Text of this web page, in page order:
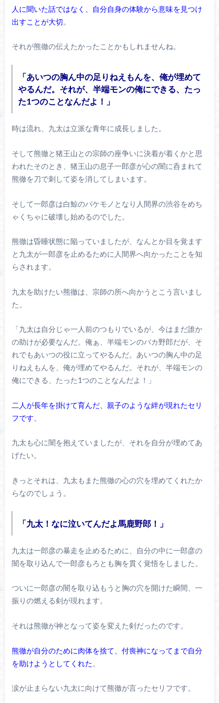
人に聞いた話ではなく、自分自身の体験から意味を見つけ
出すことが大切。
それが熊徹の伝えたかったことかもしれませんね。
「あいつの胸ん中の足りねえもんを、俺が埋めて
やるんだ。それが、半端モンの俺にできる、たっ
た1つのことなんだよ！」
時は流れ、九太は立派な青年に成長しました。
そして熊徹と猪王山との宗師の座争いに決着が着くかと思
われたそのとき、猪王山の息子一郎彦が心の闇に呑まれて
熊徹を刀で刺して姿を消してしまいます。
そして一郎彦は白鯨のバケモノとなり人間界の渋谷をめち
ゃくちゃに破壊し始めるのでした。
熊徹は昏睡状態に陥っていましたが、なんとか目を覚ます
と九太が一郎彦を止めるために人間界へ向かったことを知
らされます。
九太を助けたい熊徹は、宗師の所へ向かうとこう言いまし
た。
「九太は自分じゃ一人前のつもりでいるが、今はまだ誰か
の助けが必要なんだ。俺ぁ、半端モンのバカ野郎だが、そ
れでもあいつの役に立ってやるんだ。あいつの胸ん中の足
りねえもんを、俺が埋めてやるんだ。それが、半端モンの
俺にできる、たった1つのことなんだよ！」
二人が長年を掛けて育んだ、親子のような絆が現れたセリ
フです。
九太も心に闇を抱えていましたが、それを自分が埋めてあ
げたい。
きっとそれは、九太もまた熊徹の心の穴を埋めてくれたか
らなのでしょう。
「九太！なに泣いてんだよ馬鹿野郎！」
九太は一郎彦の暴走を止めるために、自分の中に一郎彦の
闇を取り込んで一郎彦もろとも胸を貫く覚悟をしました。
ついに一郎彦の闇を取り込もうと胸の穴を開けた瞬間、一
振りの燃える剣が現れます。
それは熊徹が神となって姿を変えた剣だったのです。
熊徹が自分のために肉体を捨て、付喪神になってまで自分
を助けようとしてくれた 。
涙が止まらない九太に向けて熊徹が言ったセリフです。